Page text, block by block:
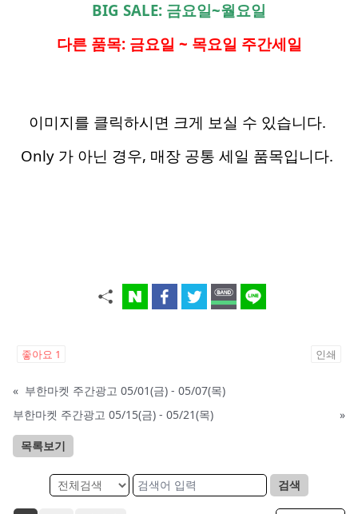
BIG SALE: 금요일~월요일
다른 품목: 금요일 ~ 목요일 주간세일
이미지를 클릭하시면 크게 보실 수 있습니다.
Only 가 아닌 경우, 매장 공통 세일 품목입니다.
좋아요 1 인쇄
« 부한마켓 주간광고 05/01(금) - 05/07(목)
부한마켓 주간광고 05/15(금) - 05/21(목)
»
목록보기
검색